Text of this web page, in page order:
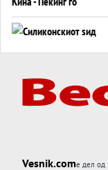
Vesnik.comе дел од